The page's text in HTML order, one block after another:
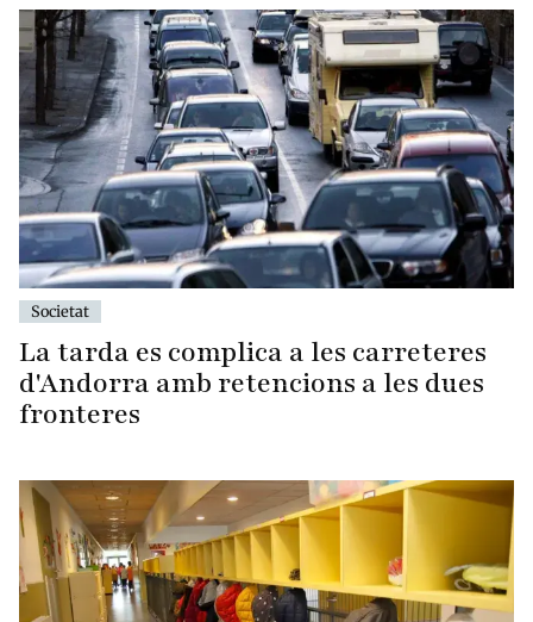
Societat
La tarda es complica a les carreteres
d'Andorra amb retencions a les dues
fronteres